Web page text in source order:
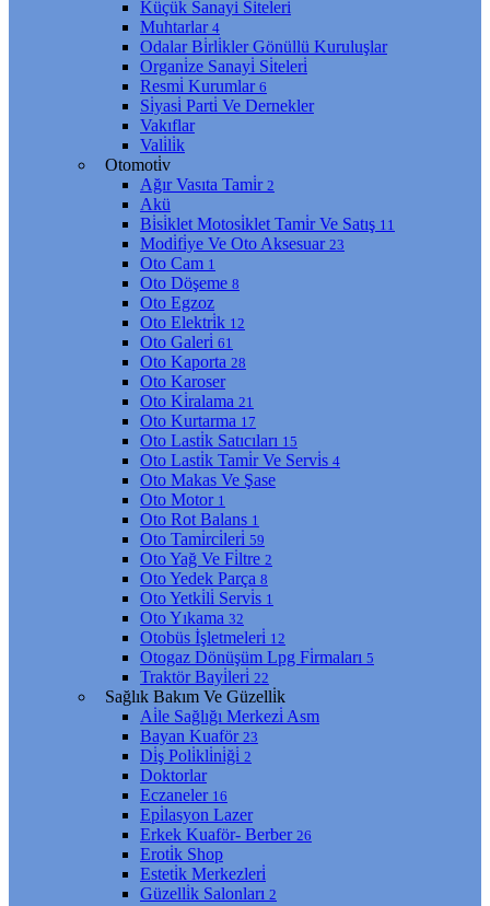
Küçük Sanayi̇ Si̇teleri̇
Muhtarlar 4
Odalar Bi̇rli̇kler Gönüllü Kuruluşlar
Organi̇ze Sanayi̇ Si̇teleri̇
Resmi̇ Kurumlar 6
Si̇yasi̇ Parti̇ Ve Dernekler
Vakıflar
Vali̇li̇k
Otomoti̇v
Ağır Vasıta Tami̇r 2
Akü
Bi̇si̇klet Motosi̇klet Tami̇r Ve Satış 11
Modi̇fi̇ye Ve Oto Aksesuar 23
Oto Cam 1
Oto Döşeme 8
Oto Egzoz
Oto Elektri̇k 12
Oto Galeri̇ 61
Oto Kaporta 28
Oto Karoser
Oto Ki̇ralama 21
Oto Kurtarma 17
Oto Lasti̇k Satıcıları 15
Oto Lasti̇k Tami̇r Ve Servi̇s 4
Oto Makas Ve Şase
Oto Motor 1
Oto Rot Balans 1
Oto Tami̇rci̇leri̇ 59
Oto Yağ Ve Fi̇ltre 2
Oto Yedek Parça 8
Oto Yetki̇li̇ Servi̇s 1
Oto Yıkama 32
Otobüs İşletmeleri̇ 12
Otogaz Dönüşüm Lpg Fi̇rmaları 5
Traktör Bayi̇leri̇ 22
Sağlık Bakım Ve Güzelli̇k
Ai̇le Sağlığı Merkezi̇ Asm
Bayan Kuaför 23
Di̇ş Poli̇kli̇ni̇ği̇ 2
Doktorlar
Eczaneler 16
Epi̇lasyon Lazer
Erkek Kuaför- Berber 26
Eroti̇k Shop
Esteti̇k Merkezleri̇
Güzelli̇k Salonları 2